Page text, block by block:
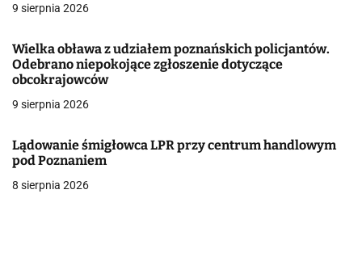
w
p
i
s
u
9 sierpnia 2026
Wielka obława z udziałem poznańskich policjantów.
Odebrano niepokojące zgłoszenie dotyczące
obcokrajowców
9 sierpnia 2026
Lądowanie śmigłowca LPR przy centrum handlowym
pod Poznaniem
8 sierpnia 2026